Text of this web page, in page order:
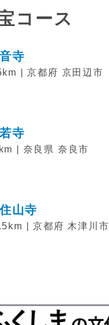
コース
寺
| 京都府 京田辺市
寺
| 奈良県 奈良市
山寺
| 京都府 木津川市